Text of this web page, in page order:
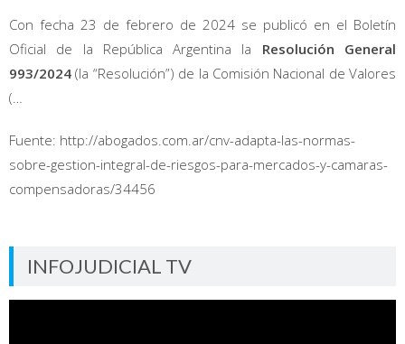
Con fecha 23 de febrero de 2024 se publicó en el Boletín
Oficial de la República Argentina la Resolución General
993/2024(la “Resolución”) de la Comisión Nacional de Valores
(…
Fuente: http://abogados.com.ar/cnv-adapta-las-normas-
sobre-gestion-integral-de-riesgos-para-mercados-y-camaras-
compensadoras/34456
INFOJUDICIAL TV